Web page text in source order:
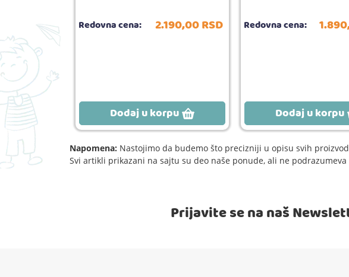
RSD Redovna cena: 2.190,00RSD
Dodaj u korpu
Redovna cena:
Dodaj u korpu
Napomena: Nastojimo da budemo što precizniji u opisu svih
Svi artikli prikazani na sajtu su deo naše ponude, ali ne
Prijavite se na naš